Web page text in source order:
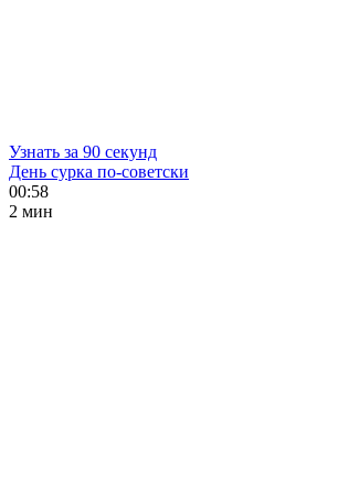
Узнать за 90 секунд
День сурка по-советски
00:58
2 мин